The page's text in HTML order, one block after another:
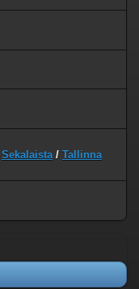
Sekalaista/ Tallinna